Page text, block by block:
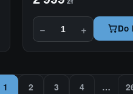
− + Do
1 2 3 4 …